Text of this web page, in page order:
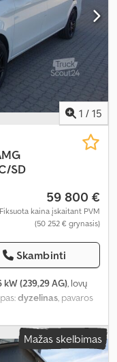
1 / 15
SD
59 800 €
Fiksuota kaina įskaitant PVM
(50 252 € grynasis)
Skambinti
kW (239,29 AG), lovų
dyzelinas, pavaros
kabina:kitas, kuras:
borto
stabilumo
Mažas skelbimas